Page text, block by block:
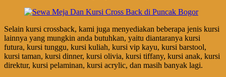
Selain kursi crossback, kami juga menyediakan beberapa jenis kursi
lainnya yang mungkin anda butuhkan, yaitu diantaranya kursi
futura, kursi tunggu, kursi kuliah, kursi vip kayu, kursi barstool,
kursi taman, kursi dinner, kursi olivia, kursi tiffany, kursi anak, kursi
direktur, kursi pelaminan, kursi acrylic, dan masih banyak lagi.